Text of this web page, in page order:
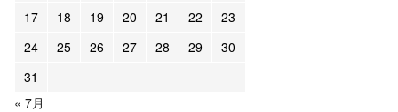
« 7月
17
18 19 20 21 22
23
24
25 26 27 28 29
30
31